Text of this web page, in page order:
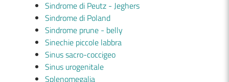
Sindrome di Peutz - Jeghers
Sindrome di Poland
Sindrome prune - belly
Sinechie piccole labbra
Sinus sacro-coccigeo
Sinus urogenitale
Splenomegalia